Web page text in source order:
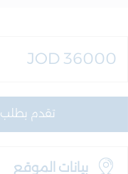
JOD 36000
تقدم بطلب
بيانات الموقع